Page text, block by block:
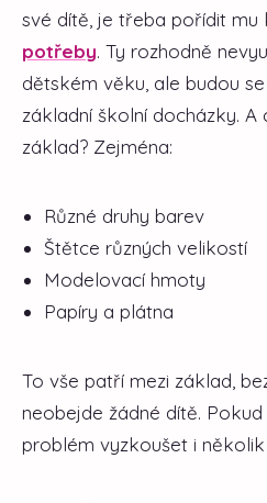
své dítě, je třeba pořídit mu
potřeby. Ty rozhodně
dětském věku, ale budou
základní školní docházky.
základ? Zejména:
Různé druhy barev
Štětce různých velikostí
Modelovací hmoty
Papíry a plátna
To vše patří mezi základ,
neobejde žádné dítě.
problém vyzkoušet i